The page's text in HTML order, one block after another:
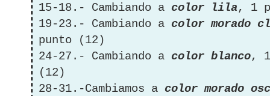
15-18.- Cambiando a color lila, 1
19-23.- Cambiando a color morado
punto (12)
24-27.- Cambiando a color blanco,
(12)
28-31.-Cambiamos a color morado